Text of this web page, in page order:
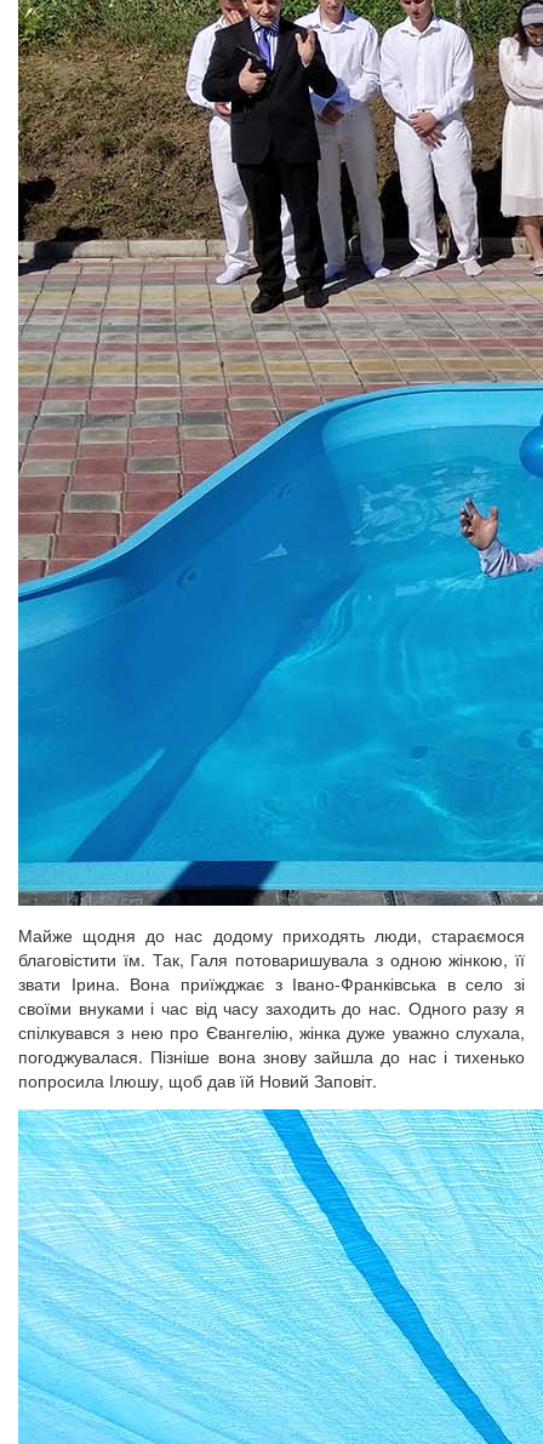
Майже щодня до нас додому приходять люди, стараємося
благовістити їм. Так, Галя потоваришувала з одною жінкою, її
звати Ірина. Вона приїжджає з Івано-Франківська в село зі
своїми внуками і час від часу заходить до нас. Одного разу я
спілкувався з нею про Євангелію, жінка дуже уважно слухала,
погоджувалася. Пізніше вона знову зайшла до нас і тихенько
попросила Ілюшу, щоб дав їй Новий Заповіт.